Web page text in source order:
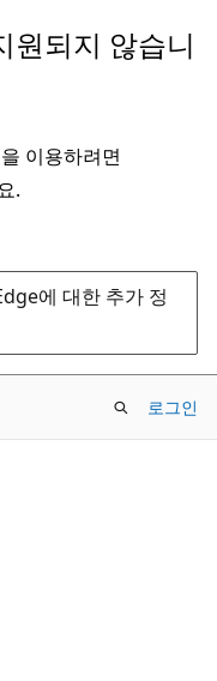
원되지 않습니
이용하려면
.
에 대한 추가 정
로그인